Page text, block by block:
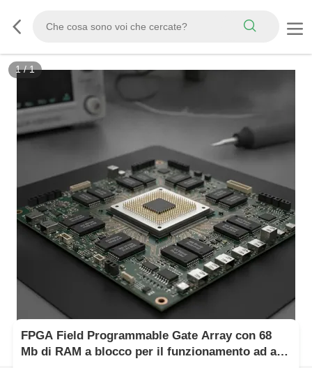
1/1
FPGA Field Programmable Gate Array con 68
Mb di RAM a blocco per il funzionamento ad alta